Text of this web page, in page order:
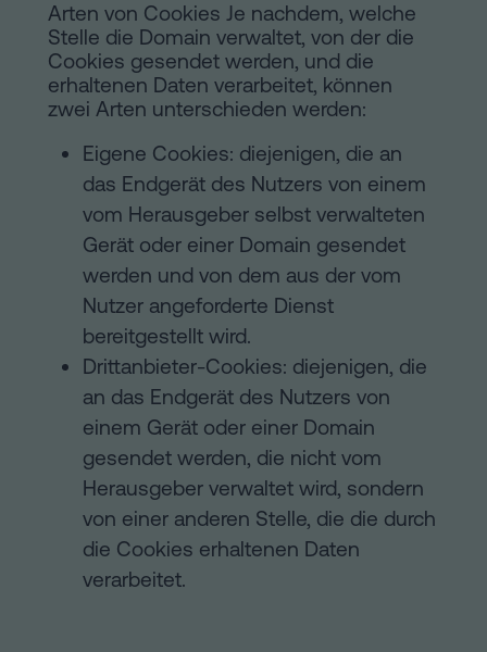
Rechtlicher
Hinweis
Cookie-
Richtlinie
Manifest
Rechtliche
notarielle
Interesse
Redaktioneller
Inhaltsprozess
Erbschaft
in
fünf
Schritten
Kann
eine
Wohnbescheinigung
unterschreiben?
Kontaktieren
Arten von Cookies Je nachdem, welche
Stelle die Domain verwaltet, von der die
Cookies gesendet werden, und die
erhaltenen Daten verarbeitet, können
zwei Arten unterschieden werden:
Eigene Cookies: diejenigen, die an
das Endgerät des Nutzers von einem
vom Herausgeber selbst verwalteten
Gerät oder einer Domain gesendet
werden und von dem aus der vom
Nutzer angeforderte Dienst
bereitgestellt wird.
Drittanbieter-Cookies: diejenigen, die
an das Endgerät des Nutzers von
einem Gerät oder einer Domain
gesendet werden, die nicht vom
Herausgeber verwaltet wird, sondern
von einer anderen Stelle, die die durch
die Cookies erhaltenen Daten
verarbeitet.